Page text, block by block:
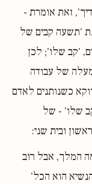
זאת אומרת -
'תשעה קבים של
'קב שלו'; לכן
של עבודה
כשנותנים לאדם
שלו' - של
ובית שני:
המלך, אבל רוב
הוא הכל'